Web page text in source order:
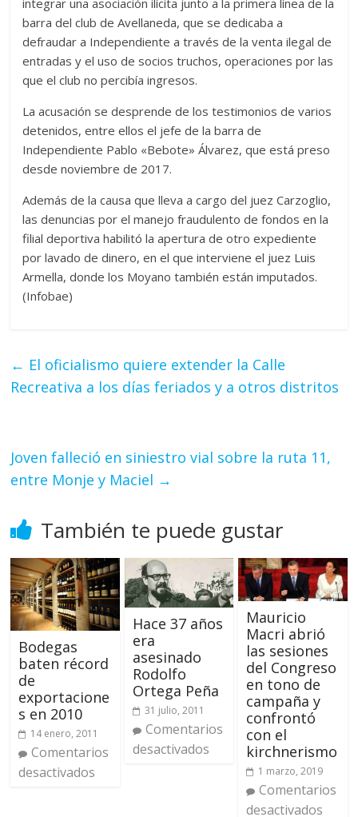
integrar una asociación ilícita junto a la primera línea de la
barra del club de Avellaneda, que se dedicaba a
defraudar a Independiente a través de la venta ilegal de
entradas y el uso de socios truchos, operaciones por las
que el club no percibía ingresos.
La acusación se desprende de los testimonios de varios
detenidos, entre ellos el jefe de la barra de
Independiente Pablo «Bebote» Álvarez, que está preso
desde noviembre de 2017.
Además de la causa que lleva a cargo del juez Carzoglio,
las denuncias por el manejo fraudulento de fondos en la
filial deportiva habilitó la apertura de otro expediente
por lavado de dinero, en el que interviene el juez Luis
Armella, donde los Moyano también están imputados.
(Infobae)
← El oficialismo quiere extender la Calle
Recreativa a los días feriados y a otros distritos
Joven falleció en siniestro vial sobre la ruta 11,
entre Monje y Maciel →
También te puede gustar
Bodegas
baten récord
de
exportacione
s en 2010
14 enero, 2011
Comentarios
desactivados
Hace 37 años
era
asesinado
Rodolfo
Ortega Peña
31 julio, 2011
Comentarios
desactivados
Mauricio
Macri abrió
las sesiones
del Congreso
en tono de
campaña y
confrontó
con el
kirchnerismo
1 marzo, 2019
Comentarios
desactivados